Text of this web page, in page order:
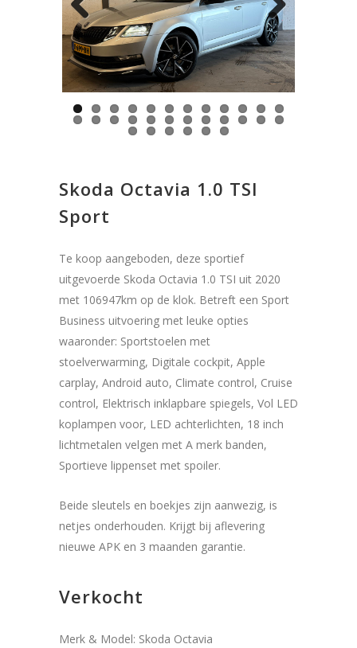
Previous Next
Skoda Octavia 1.0 TSI
Sport
Te koop aangeboden, deze sportief
uitgevoerde Skoda Octavia 1.0 TSI uit 2020
met 106947km op de klok. Betreft een Sport
Business uitvoering met leuke opties
waaronder: Sportstoelen met
stoelverwarming, Digitale cockpit, Apple
carplay, Android auto, Climate control, Cruise
control, Elektrisch inklapbare spiegels, Vol LED
koplampen voor, LED achterlichten, 18 inch
lichtmetalen velgen met A merk banden,
Sportieve lippenset met spoiler.
Beide sleutels en boekjes zijn aanwezig, is
netjes onderhouden. Krijgt bij aflevering
nieuwe APK en 3 maanden garantie.
Verkocht
Merk & Model: Skoda Octavia